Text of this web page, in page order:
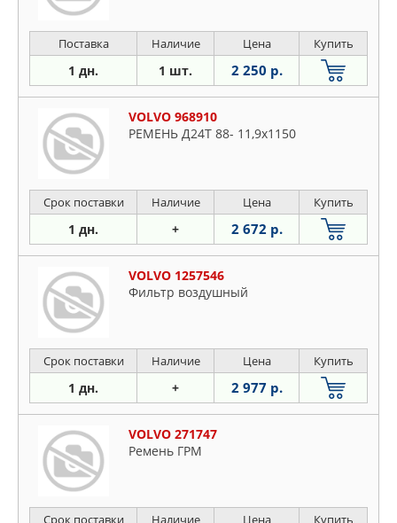
Поставка Наличие Цена Купить
1 дн. 1 шт. 2 250 р.
VOLVO 968910
РЕМЕНЬ Д24Т 88- 11,9х1150
Срок поставки Наличие Цена Купить
1 дн. + 2 672 р.
VOLVO 1257546
Фильтр воздушный
Срок поставки Наличие Цена Купить
1 дн. + 2 977 р.
VOLVO 271747
Ремень ГРМ
Срок поставки Наличие Цена Купить